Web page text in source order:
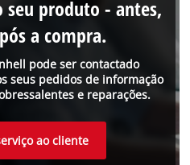
pode ser contactado
seus pedidos de informação
e reparações.
seu produto - antes,
a compra.
ao cliente